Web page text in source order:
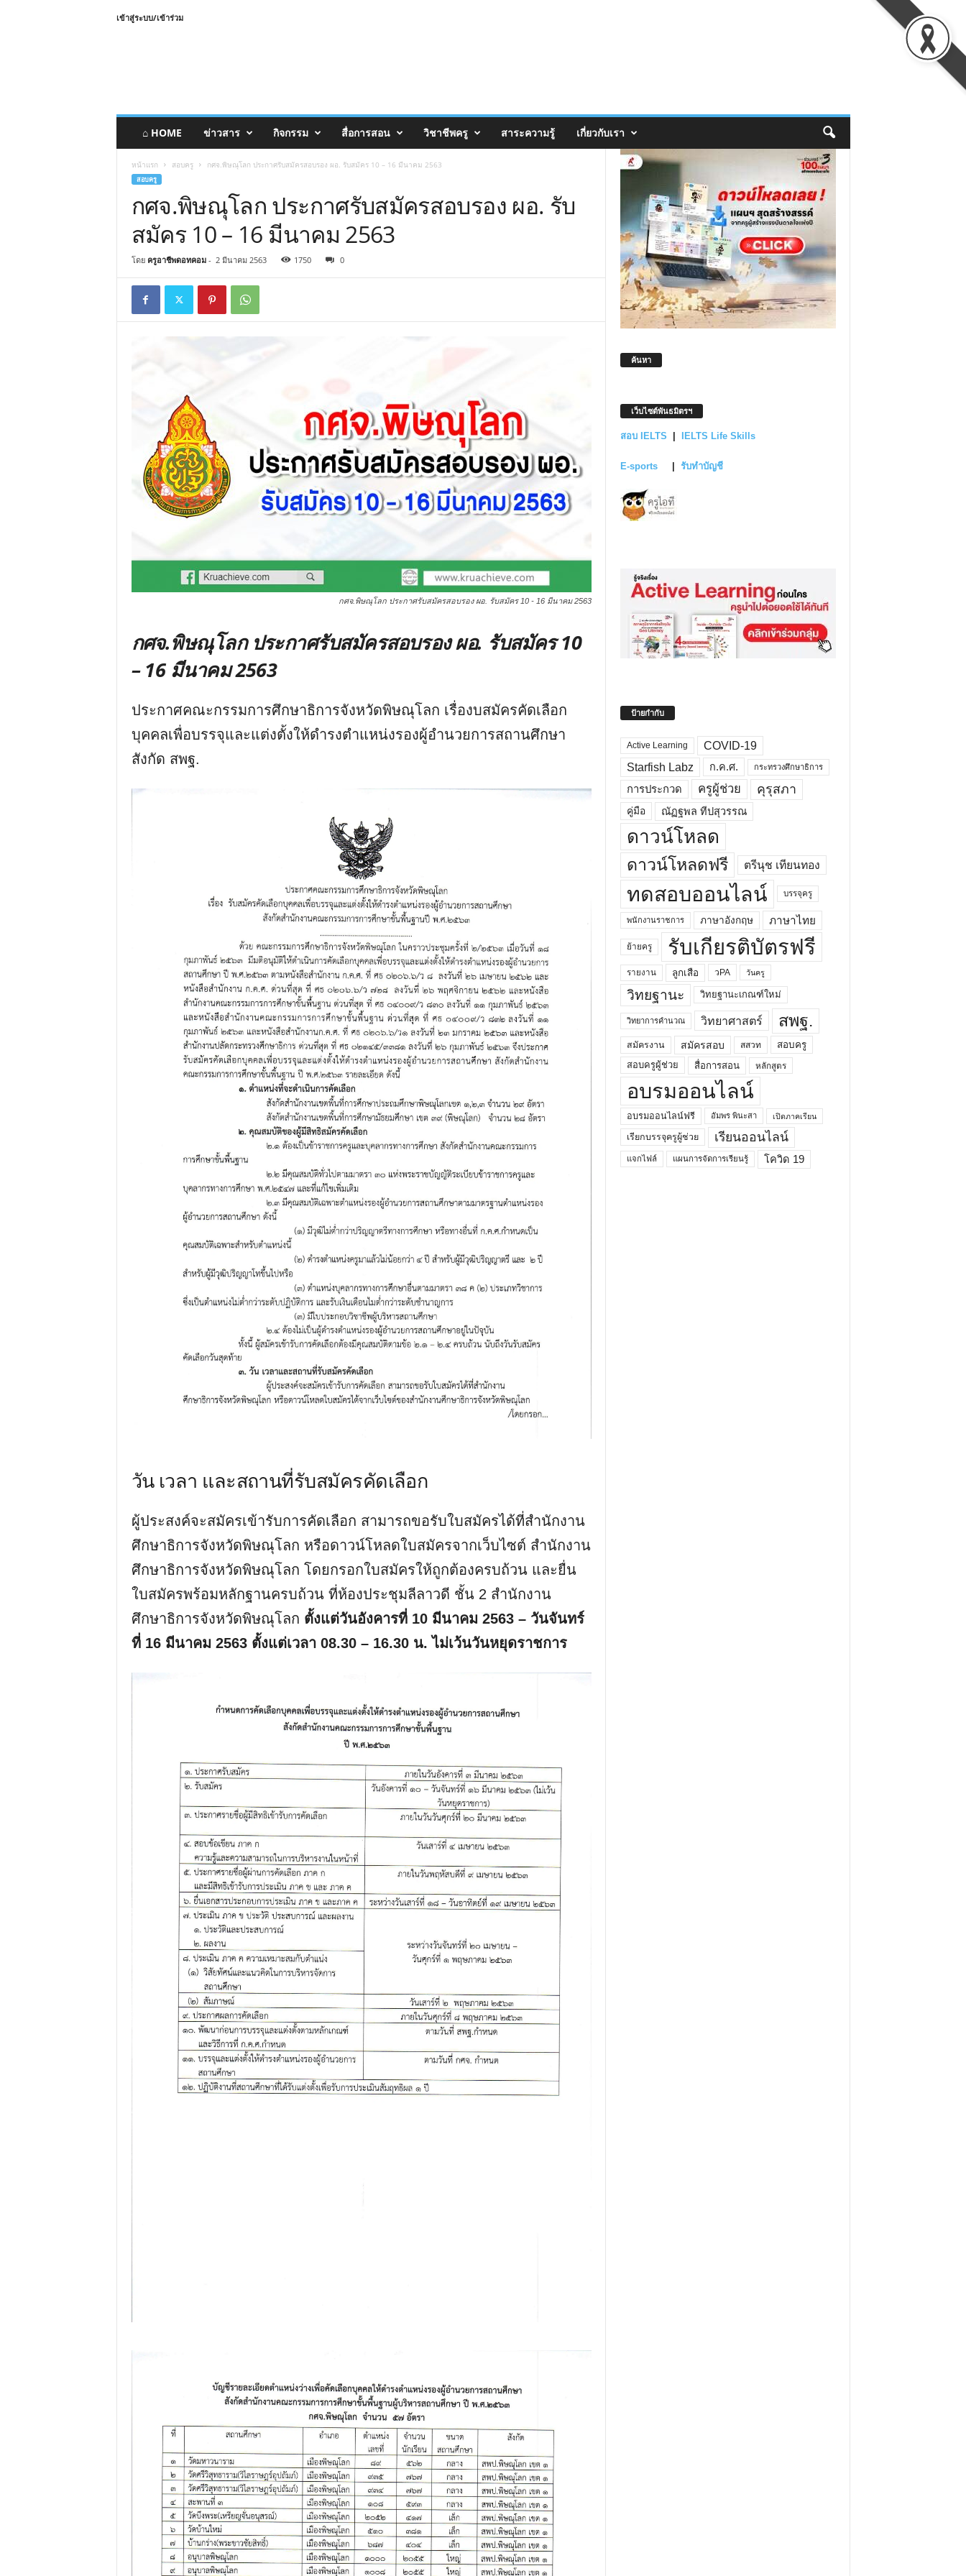
เข้าสู่ระบบ/เข้าร่วม
⌂ HOME ข่าวสาร กิจกรรม สื่อการสอน วิชาชีพครู สาระความรู้ เกี่ยวกับเรา
หน้าแรก สอบครู กศจ.พิษณุโลก ประกาศรับสมัครสอบรอง ผอ. รับสมัคร 10 – 16 มีนาคม 2563
สอบครู
กศจ.พิษณุโลก ประกาศรับสมัครสอบรอง ผอ. รับ
สมัคร 10 – 16 มีนาคม 2563
โดย ครูอาชีพดอทคอม- 2 มีนาคม 2563 1750 0
กศจ.พิษณุโลก ประกาศรับสมัครสอบรอง ผอ. รับสมัคร 10 - 16 มีนาคม 2563
กศจ.พิษณุโลก ประกาศรับสมัครสอบรอง ผอ. รับสมัคร 10
– 16 มีนาคม 2563
ประกาศคณะกรรมการศึกษาธิการจังหวัดพิษณุโลก เรื่องบสมัครคัดเลือก
บุคคลเพื่อบรรจุและแต่งตั้งให้ดำรงตำแหน่งรองผู้อำนวยการสถานศึกษา
สังกัด สพฐ.
วัน เวลา และสถานที่รับสมัครคัดเลือก
ผู้ประสงค์จะสมัครเข้ารับการคัดเลือก สามารถขอรับใบสมัครได้ที่สำนักงาน
ศึกษาธิการจังหวัดพิษณุโลก หรือดาวน์โหลดใบสมัครจากเว็บไซต์ สำนักงาน
ศึกษาธิการจังหวัดพิษณุโลก โดยกรอกใบสมัครให้ถูกต้องครบถ้วน และยื่น
ใบสมัครพร้อมหลักฐานครบถ้วน ที่ห้องประชุมลีลาวดี ชั้น 2 สำนักงาน
ศึกษาธิการจังหวัดพิษณุโลก ตั้งแต่วันอังคารที่ 10 มีนาคม 2563 – วันจันทร์
ที่ 16 มีนาคม 2563 ตั้งแต่เวลา 08.30 – 16.30 น. ไม่เว้นวันหยุดราชการ
ค้นหา
เว็บไซต์พันธมิตรฯ
สอบ IELTS IELTS Life Skills
E-sports รับทำบัญชี
ป้ายกำกับ
Active Learning
COVID-19
Starfish Labz
ก.ค.ศ. กระทรวงศึกษาธิการ
การประกวด ครูผู้ช่วย คุรุสภา
คู่มือ ณัฏฐพล ทีปสุวรรณ
ดาวน์โหลด
ดาวน์โหลดฟรี ตรีนุช เทียนทอง
ทดสอบออนไลน์ บรรจุครู
พนักงานราชการ ภาษาอังกฤษ ภาษาไทย
ย้ายครู รับเกียรติบัตรฟรี
รายงาน ลูกเสือ วPA วันครู
วิทยฐานะ วิทยฐานะเกณฑ์ใหม่
วิทยาการคำนวณ วิทยาศาสตร์ สพฐ.
สมัครงาน สมัครสอบ สสวท
สอบครู
สอบครูผู้ช่วย
สื่อการสอน หลักสูตร
อบรมออนไลน์
อบรมออนไลน์ฟรี อัมพร พินะสา เปิดภาคเรียน
เรียกบรรจุครูผู้ช่วย เรียนออนไลน์
แจกไฟล์ แผนการจัดการเรียนรู้ โควิด 19